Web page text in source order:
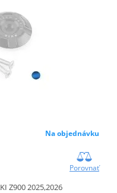
Na objednávku
Porovnať
Z900 2025,2026